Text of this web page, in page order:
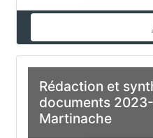
Rédaction et
documents
Martinache